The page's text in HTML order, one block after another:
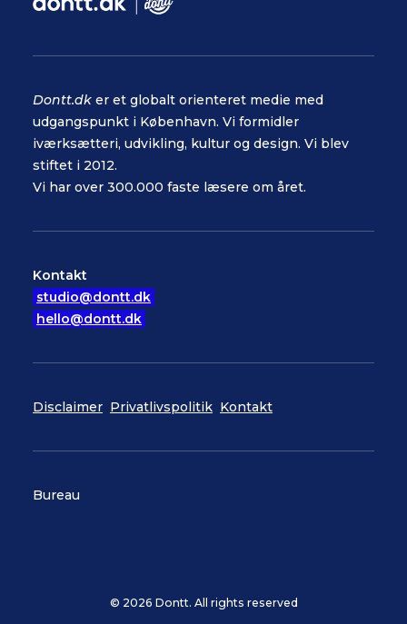
Dontt.dk er et globalt orienteret medie med
udgangspunkt i København. Vi formidler
iværksætteri, udvikling, kultur og design. Vi blev
stiftet i 2012.
Vi har over 300.000 faste læsere om året.
Kontakt
studio@dontt.dk
hello@dontt.dk
Disclaimer Privatlivspolitik Kontakt
Bureau
© 2026 Dontt. All rights reserved